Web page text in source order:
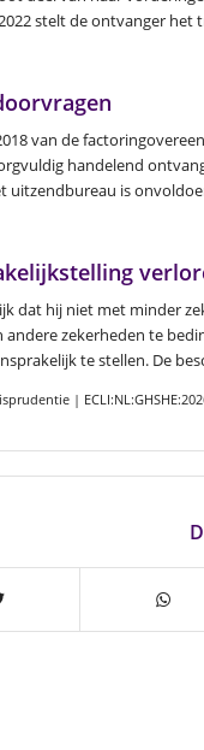
stelt de ontvanger
van de
handelend
uitzendbureau is
dat hij niet met minder
zekerheden te
te stellen. De
|